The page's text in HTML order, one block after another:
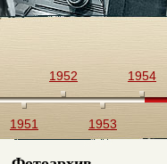
1951
1952
1953
1954